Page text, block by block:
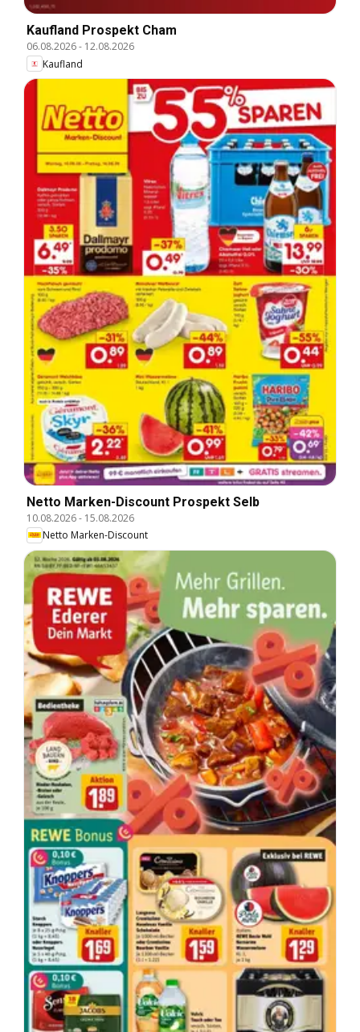
Kaufland Prospekt Cham
06.08.2026- 12.08.2026
Kaufland
Netto Marken-Discount Prospekt Selb
10.08.2026- 15.08.2026
Netto Marken-Discount